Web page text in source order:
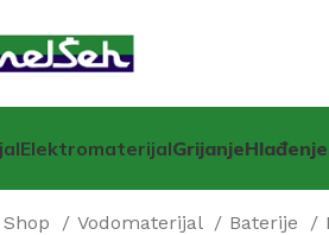
ElektromaterijalGrijanjeHlađenje
Shop Vodomaterijal Baterije